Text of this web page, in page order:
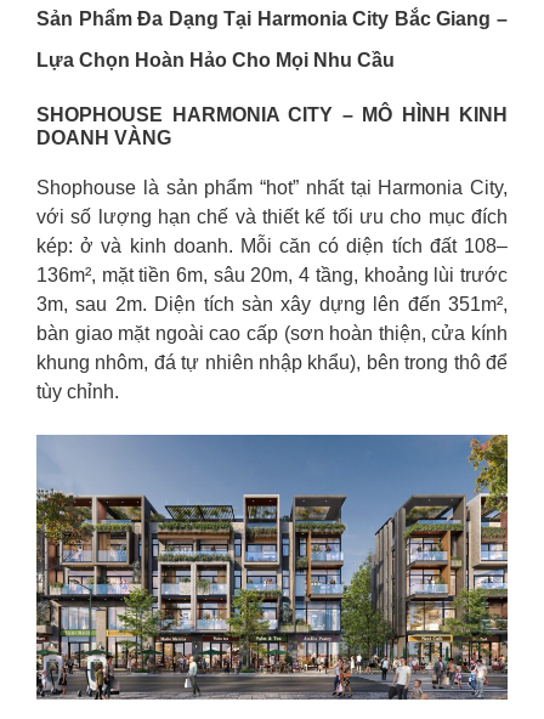
Sản Phẩm Đa Dạng Tại Harmonia City Bắc Giang –
Lựa Chọn Hoàn Hảo Cho Mọi Nhu Cầu
SHOPHOUSE HARMONIA CITY – MÔ HÌNH KINH
DOANH VÀNG
Shophouse là sản phẩm “hot” nhất tại Harmonia City,
với số lượng hạn chế và thiết kế tối ưu cho mục đích
kép: ở và kinh doanh. Mỗi căn có diện tích đất 108–
136m², mặt tiền 6m, sâu 20m, 4 tầng, khoảng lùi trước
3m, sau 2m. Diện tích sàn xây dựng lên đến 351m²,
bàn giao mặt ngoài cao cấp (sơn hoàn thiện, cửa kính
khung nhôm, đá tự nhiên nhập khẩu), bên trong thô để
tùy chỉnh.